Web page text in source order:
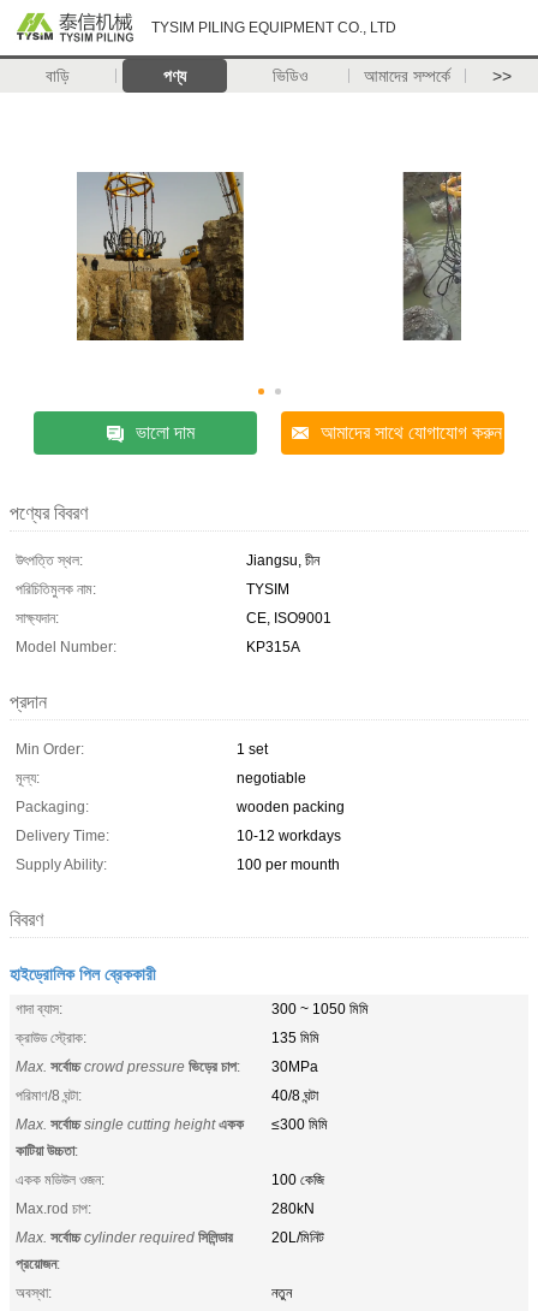
TYSIM PILING EQUIPMENT CO., LTD
বাড়ি পণ্য ভিডিও আমাদের সম্পর্কে >>
ভালো দাম আমাদের সাথে যোগাযোগ করুন
পণ্যের বিবরণ
উৎপত্তি স্থল:
Jiangsu, চীন
পরিচিতিমুলক নাম:
TYSIM
সাক্ষ্যদান:
CE, ISO9001
Model Number:
KP315A
প্রদান
Min Order:
1 set
মূল্য:
negotiable
Packaging:
wooden packing
Delivery Time:
10-12 workdays
Supply Ability:
100 per mounth
বিবরণ
হাইড্রোলিক পিল ব্রেককারী
গাদা ব্যাস:
300 ~ 1050 মিমি
ক্রাউড স্ট্রোক:
135 মিমি
Max. সর্বোচ্চ crowd pressure ভিড়ের চাপ:
30MPa
পরিমাণ/8 ঘন্টা:
40/8 ঘন্টা
Max. সর্বোচ্চ single cutting height একক
কাটিয়া উচ্চতা:
≤300 মিমি
একক মডিউল ওজন:
100 কেজি
Max.rod চাপ:
280kN
Max. সর্বোচ্চ cylinder required সিলিন্ডার
প্রয়োজন:
20L/মিনিট
অবস্থা:
নতুন